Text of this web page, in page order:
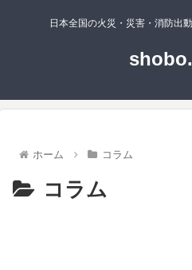
日本全国の火災・災害・消防出
ホーム コラム
コラム